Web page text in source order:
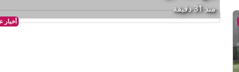
أخبار
منذ 31 دقيقة